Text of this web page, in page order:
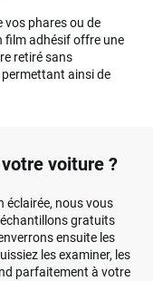
vos phares ou de
film adhésif offre une
retiré sans
ainsi de
voiture ?
éclairée, nous vous
gratuits
ensuite les
les examiner, les
parfaitement à votre